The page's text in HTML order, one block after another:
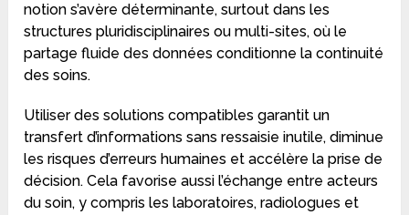
notion s’avère déterminante, surtout dans les
structures pluridisciplinaires ou multi-sites, où le
partage fluide des données conditionne la continuité
des soins.
Utiliser des solutions compatibles garantit un
transfert d’informations sans ressaisie inutile, diminue
les risques d’erreurs humaines et accélère la prise de
décision. Cela favorise aussi l’échange entre acteurs
du soin, y compris les laboratoires, radiologues et